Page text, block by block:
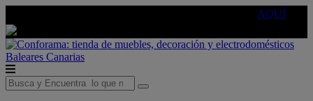
AQUÍ
Baleares Canarias